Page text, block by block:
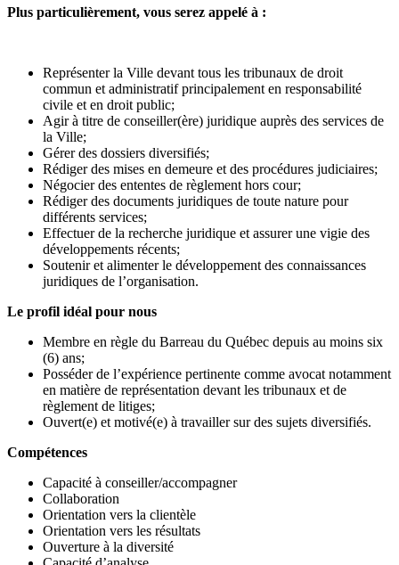
Plus particulièrement, vous serez appelé à :
Représenter la Ville devant tous les tribunaux de droit
commun et administratif principalement en responsabilité
civile et en droit public;
Agir à titre de conseiller(ère) juridique auprès des services de
la Ville;
Gérer des dossiers diversifiés;
Rédiger des mises en demeure et des procédures judiciaires;
Négocier des ententes de règlement hors cour;
Rédiger des documents juridiques de toute nature pour
différents services;
Effectuer de la recherche juridique et assurer une vigie des
développements récents;
Soutenir et alimenter le développement des connaissances
juridiques de l’organisation.
Le profil idéal pour nous
Membre en règle du Barreau du Québec depuis au moins six
(6) ans;
Posséder de l’expérience pertinente comme avocat notamment
en matière de représentation devant les tribunaux et de
règlement de litiges;
Ouvert(e) et motivé(e) à travailler sur des sujets diversifiés.
Compétences
Capacité à conseiller/accompagner
Collaboration
Orientation vers la clientèle
Orientation vers les résultats
Ouverture à la diversité